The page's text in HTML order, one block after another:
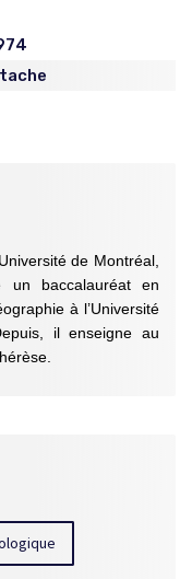
de Montréal,
baccalauréat en
à l’Université
il enseigne au